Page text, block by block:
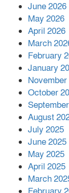
June 2026
May 2026
April 2026
March
February
January
November
October
August
July 2025
June 2025
May 2025
April 2025
March